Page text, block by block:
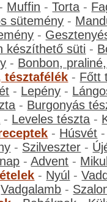
- Muffin -Torta -
sütemény -
-
készíthető süti -
- Bonbon,
tésztafélék - Főtt
- Lepény -
- Burgonyás
- Leveles tészta -
- Húsvét
- Szilveszter -
-Advent -
- Nyúl -
Vadgalamb -